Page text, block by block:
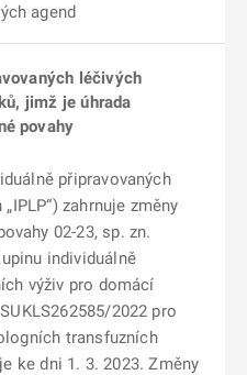
agend
léčivých
jimž je úhrada
povahy
připravovaných
zahrnuje změny
02-23, sp. zn.
individuálně
výživ pro domácí
2022 pro
transfuzních
ke dni 1. 3. 2023. Změny